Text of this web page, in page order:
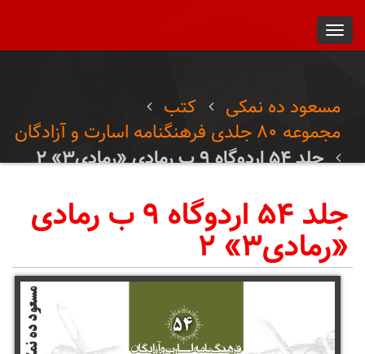
مسعود ده نمکی
کتب
مجموعه ۸۰ جلدی فرهنگنامه اسارت و آزادگان
جلد ۵۴ اردوگاه ۹ ب رمادی «رمادی۳» ۲
جلد ۵۴ اردوگاه ۹ ب رمادی
«رمادی۳» ۲